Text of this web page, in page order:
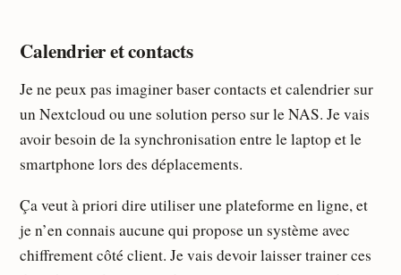
Calendrier et contacts
Je ne peux pas imaginer baser contacts et calendrier sur
un Nextcloud ou une solution perso sur le NAS. Je vais
avoir besoin de la synchronisation entre le laptop et le
smartphone lors des déplacements.
Ça veut à priori dire utiliser une plateforme en ligne, et
je n’en connais aucune qui propose un système avec
chiffrement côté client. Je vais devoir laisser trainer ces